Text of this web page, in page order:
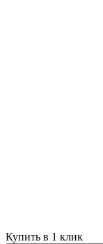
Купить в 1 клик